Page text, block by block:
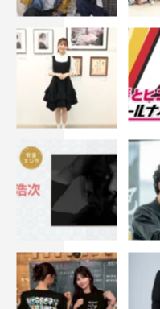
出せるように仲良くなれ
い現場になる雰囲気しか
つつ頑張りたいと思いま
原作者・時名きう
ドラマ化のお話をいただ
いのに、キャストさんの
たです。菊池さんも長濱
リ！」と、即座にそう感
ラマを通してきっと私の
再発見と刺激をたくさん
しています。これまで原
の皆さまには最大の感謝